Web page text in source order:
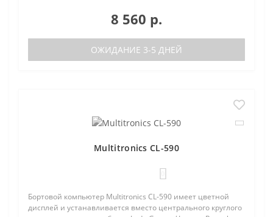
8 560 р.
ОЖИДАНИЕ 3-5 ДНЕЙ
Multitronics CL-590
Бортовой компьютер Multitronics CL-590 имеет цветной
дисплей и устанавливается вместо центрального круглого